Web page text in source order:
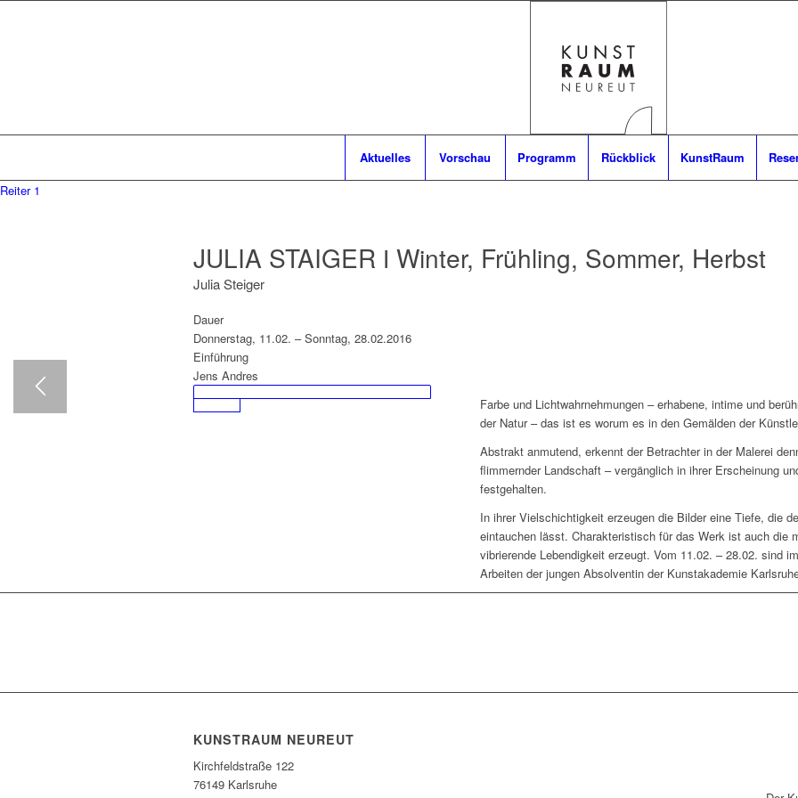
Aktuelles Vorschau Programm Rückblick KunstRaum
Reiter 1
JULIA STAIGER ǀ Winter, Frühling, Sommer, Herbst
Julia Steiger
Dauer
Donnerstag, 11.02. – Sonntag, 28.02.2016
Einführung
Jens Andres
Farbe und Lichtwahrnehmungen – erhabene, intime und
der Natur – das ist es worum es in den Gemälden der
Abstrakt anmutend, erkennt der Betrachter in der Malerei
flimmernder Landschaft – vergänglich in ihrer Erscheinung
festgehalten.
In ihrer Vielschichtigkeit erzeugen die Bilder eine Tiefe, die
eintauchen lässt. Charakteristisch für das Werk ist auch die
vibrierende Lebendigkeit erzeugt. Vom 11.02. – 28.02. sind
Arbeiten der jungen Absolventin der Kunstakademie
KUNSTRAUM NEUREUT
Kirchfeldstraße 122
76149 Karlsruhe